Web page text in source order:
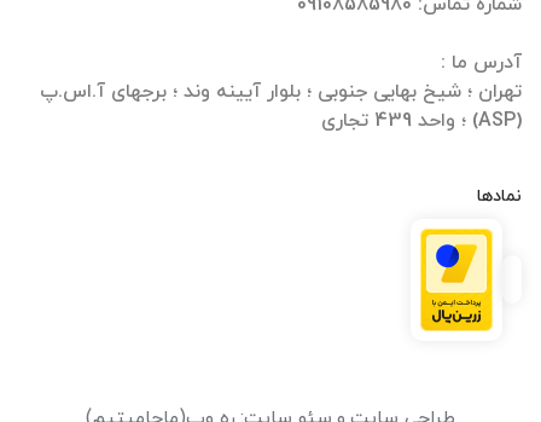
تهران ؛ شیخ بهایی جنوبی ؛ بلوار آیینه وند ؛ برجهای آ.اس.پ
(ASP) ؛ واحد 439 تجاری
نمادها